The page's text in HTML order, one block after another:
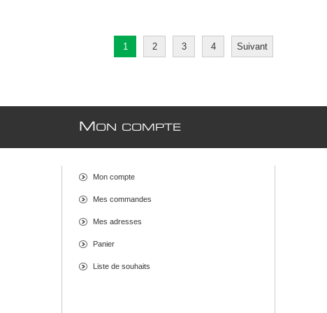
1 2 3 4 Suivant
M ON COMPTE
Mon compte
Mes commandes
Mes adresses
Panier
Liste de souhaits